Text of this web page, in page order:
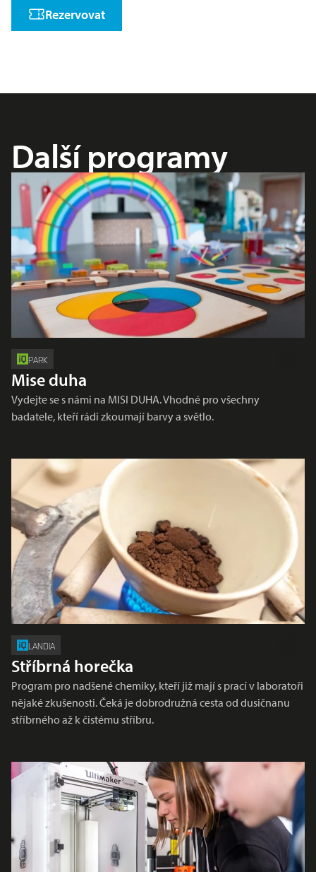
Rezervovat
Další programy
PARK
Mise duha
Vydejte se s námi na MISI DUHA. Vhodné pro všechny
badatele, kteří rádi zkoumají barvy a světlo.
LANDIA
Stříbrná horečka
Program pro nadšené chemiky, kteří již mají s prací v laboratoři
nějaké zkušenosti. Čeká je dobrodružná cesta od dusičnanu
stříbrného až k čistému stříbru.